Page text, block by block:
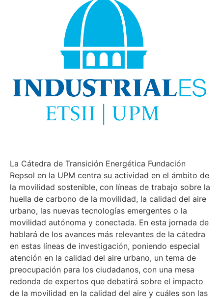
La Cátedra de Transición Energética Fundación
Repsol en la UPM centra su actividad en el ámbito de
la movilidad sostenible, con líneas de trabajo sobre la
huella de carbono de la movilidad, la calidad del aire
urbano, las nuevas tecnologías emergentes o la
movilidad autónoma y conectada. En esta jornada de
hablará de los avances más relevantes de la cátedra
en estas líneas de investigación, poniendo especial
atención en la calidad del aire urbano, un tema de
preocupación para los ciudadanos, con una mesa
redonda de expertos que debatirá sobre el impacto
de la movilidad en la calidad del aire y cuáles son las